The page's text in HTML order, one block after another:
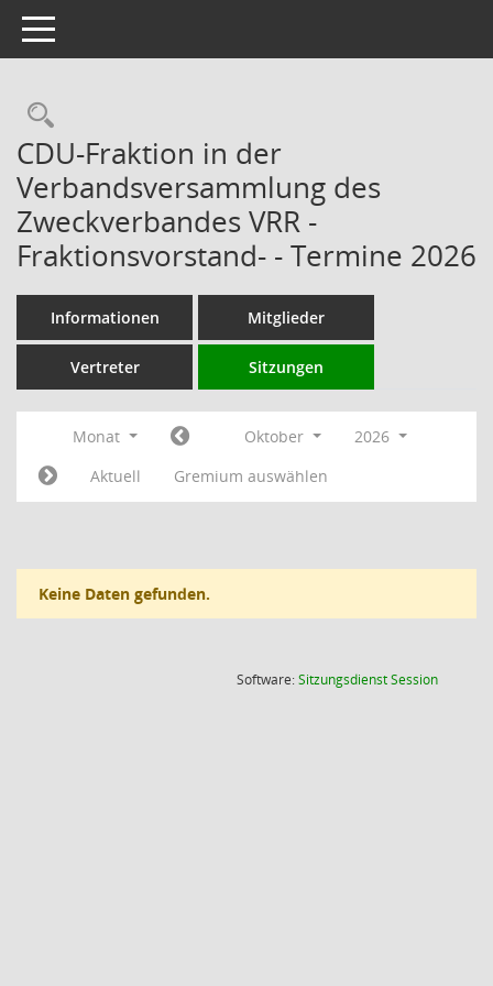
Toggle navigation
Rechercheauswahl
CDU-Fraktion in der
Verbandsversammlung des
Zweckverbandes VRR -
Fraktionsvorstand- - Termine 2026
Informationen Mitglieder
Vertreter Sitzungen
Monat Oktober
2026
Aktuell
Gremium auswählen
Keine Daten gefunden.
Software:SitzungsdienstSession(Wird in